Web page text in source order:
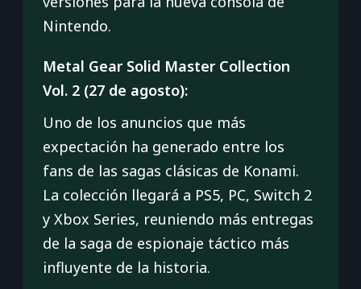
Nintendo.
Metal Gear Solid Master Collection
Vol. 2 (27 de agosto):
Uno de los anuncios que más
expectación ha generado entre los
fans de las sagas clásicas de Konami.
La colección llegará a PS5, PC, Switch 2
y Xbox Series, reuniendo más entregas
de la saga de espionaje táctico más
influyente de la historia.